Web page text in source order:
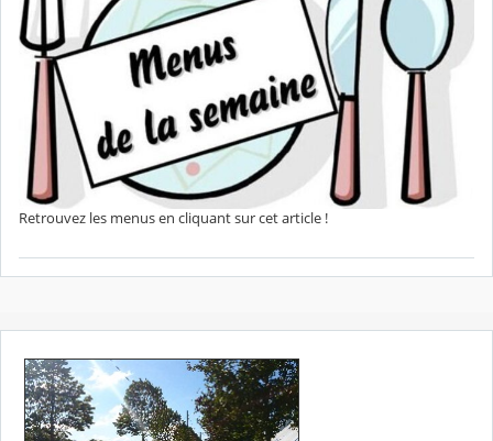
Retrouvez les menus en cliquant sur cet article !